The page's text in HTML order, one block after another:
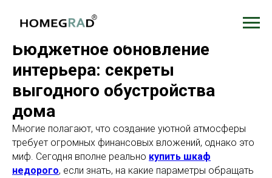
Бюджетное обновление
интерьера: секреты
выгодного обустройства
дома
Многие полагают, что создание уютной атмосферы
требует огромных финансовых вложений, однако это
миф. Сегодня вполне реально купить шкаф
недорого, если знать, на какие параметры обращать